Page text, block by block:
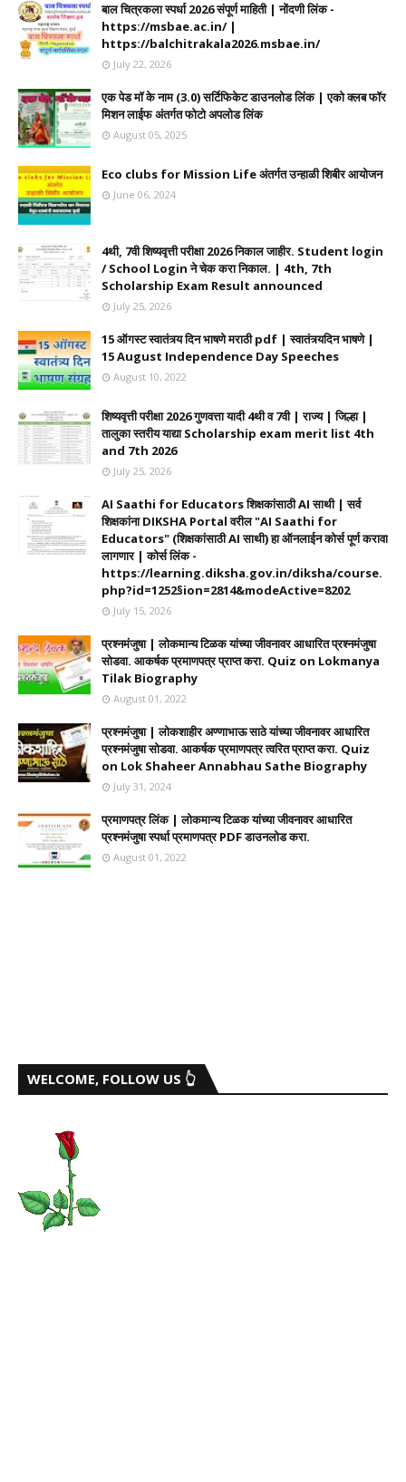
बाल चित्रकला स्पर्धा 2026 संपूर्ण माहिती | नोंदणी लिंक -
https://msbae.ac.in/ |
https://balchitrakala2026.msbae.in/
July 22, 2026
एक पेड मॉ के नाम (3.0) सर्टिफिकेट डाउनलोड लिंक | एको क्लब फॉर
मिशन लाईफ अंतर्गत फोटो अपलोड लिंक
August 05, 2025
Eco clubs for Mission Life अंतर्गत उन्हाळी शिबीर आयोजन
June 06, 2024
4थी, 7वी शिष्यवृत्ती परीक्षा 2026 निकाल जाहीर. Student login
/ School Login ने चेक करा निकाल. | 4th, 7th
Scholarship Exam Result announced
July 25, 2026
15 ऑगस्ट स्वातंत्र्य दिन भाषणे मराठी pdf | स्वातंत्र्यदिन भाषणे |
15 August Independence Day Speeches
August 10, 2022
शिष्यवृत्ती परीक्षा 2026 गुणवत्ता यादी 4थी व 7वी | राज्य | जिल्हा |
तालुका स्तरीय याद्या Scholarship exam merit list 4th
and 7th 2026
July 25, 2026
AI Saathi for Educators शिक्षकांसाठी AI साथी | सर्व
शिक्षकांना DIKSHA Portal वरील "AI Saathi for
Educators" (शिक्षकांसाठी AI साथी) हा ऑनलाईन कोर्स पूर्ण करावा
लागणार | कोर्स लिंक -
https://learning.diksha.gov.in/diksha/course.
php?id=1252§ion=2814&modeActive=8202
July 15, 2026
प्रश्नमंजुषा | लोकमान्य टिळक यांच्या जीवनावर आधारित प्रश्नमंजुषा
सोडवा. आकर्षक प्रमाणपत्र प्राप्त करा. Quiz on Lokmanya
Tilak Biography
August 01, 2022
प्रश्नमंजुषा | लोकशाहीर अण्णाभाऊ साठे यांच्या जीवनावर आधारित
प्रश्नमंजुषा सोडवा. आकर्षक प्रमाणपत्र त्वरित प्राप्त करा. Quiz
on Lok Shaheer Annabhau Sathe Biography
July 31, 2024
प्रमाणपत्र लिंक | लोकमान्य टिळक यांच्या जीवनावर आधारित
प्रश्नमंजुषा स्पर्धा प्रमाणपत्र PDF डाउनलोड करा.
August 01, 2022
WELCOME, FOLLOW US 👆